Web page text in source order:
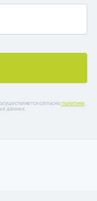
согласно политике
данных.